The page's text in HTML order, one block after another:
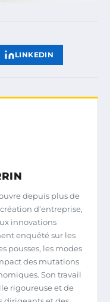
LINKEDIN
depuis plus de
d’entreprise,
innovations
enquêté sur les
pousses, les modes
des mutations
Son travail
rigoureuse et de